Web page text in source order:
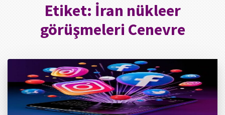
Etiket: İran nükleer
görüşmeleri Cenevre